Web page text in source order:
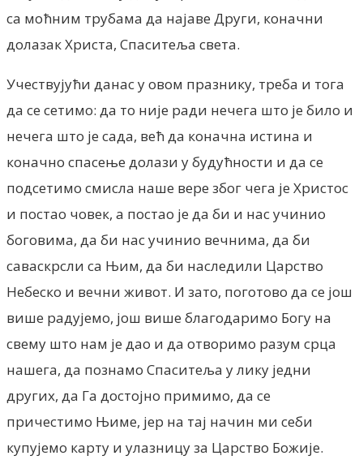
са моћним трубама да најаве Други, коначни
долазак Христа, Спаситеља света.
Учествујући данас у овом празнику, треба и тога
да се сетимо: да то није ради нечега што је било и
нечега што је сада, већ да коначна истина и
коначно спасење долази у будућности и да се
подсетимо смисла наше вере због чега је Христос
и постао човек, а постао је да би и нас учинио
боговима, да би нас учинио вечнима, да би
саваскрсли са Њим, да би наследили Царство
Небеско и вечни живот. И зато, поготово да се још
више радујемо, још више благодаримо Богу на
свему што нам је дао и да отворимо разум срца
нашега, да познамо Спаситеља у лику једни
других, да Га достојно примимо, да се
причестимо Њиме, јер на тај начин ми себи
купујемо карту и улазницу за Царство Божије.